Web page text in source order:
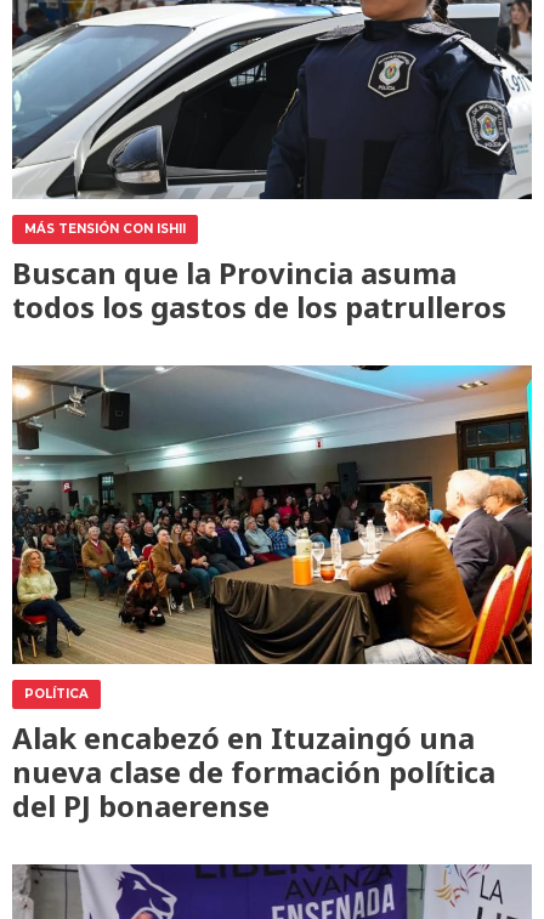
MÁS TENSIÓN CON ISHII
Buscan que la Provincia asuma
todos los gastos de los patrulleros
POLÍTICA
Alak encabezó en Ituzaingó una
nueva clase de formación política
del PJ bonaerense